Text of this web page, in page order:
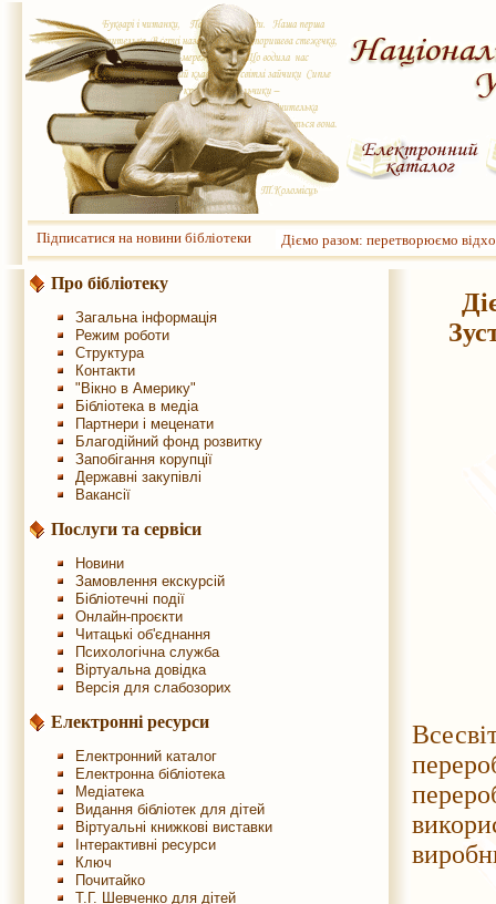
Підписатися на новини бібліотеки Діємо разом: перетворюємо
Про бібліотеку
Загальна інформація
Режим роботи
Структура
Контакти
"Вікно в Америку"
Бібліотека в медіа
Партнери і меценати
Благодійний фонд розвитку
Запобігання корупції
Державні закупівлі
Вакансії
Послуги та сервіси
Новини
Замовлення екскурсій
Бібліотечні події
Онлайн-проєкти
Читацькі об'єднання
Психологічна служба
Віртуальна довідка
Версія для слабозорих
Електронні ресурси
Електронний каталог
Електронна бібліотека
Медіатека
Видання бібліотек для дітей
Віртуальні книжкові виставки
Інтерактивні ресурси
Ключ
Почитайко
Т.Г. Шевченко для дітей